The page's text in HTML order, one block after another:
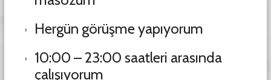
Hergün görüşme yapıyorum
10:00 – 23:00 saatleri arasında
çalışıyorum